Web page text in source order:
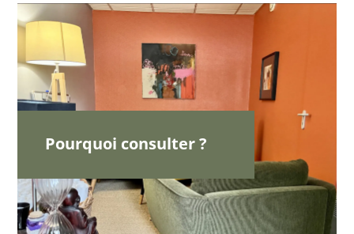
Pourquoi consulter ?